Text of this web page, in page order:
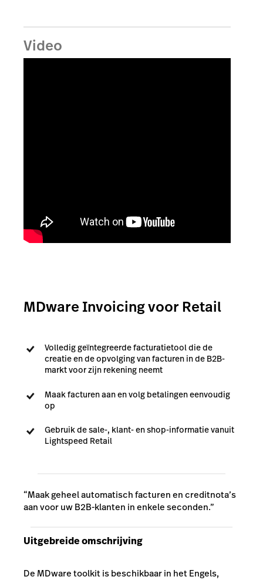
Video
MDware Invoicing voor Retail
Volledig geïntegreerde facturatietool die de
creatie en de opvolging van facturen in de B2B-
markt voor zijn rekening neemt
Maak facturen aan en volg betalingen eenvoudig
op
Gebruik de sale-, klant- en shop-informatie vanuit
Lightspeed Retail
“Maak geheel automatisch facturen en creditnota’s
aan voor uw B2B-klanten in enkele seconden.”
Uitgebreide omschrijving
De MDware toolkit is beschikbaar in het Engels,